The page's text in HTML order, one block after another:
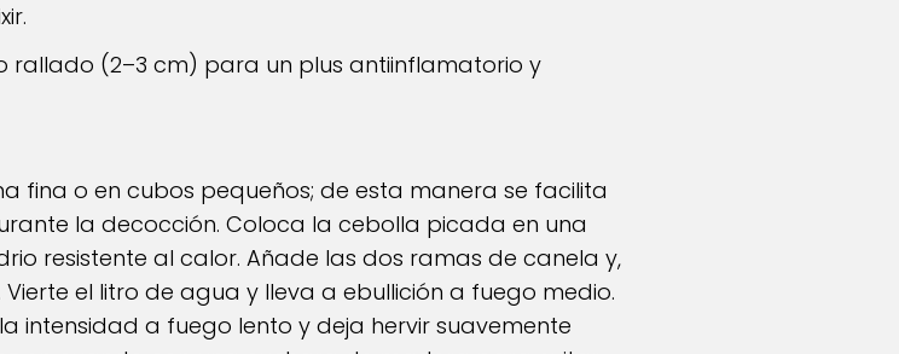
rallado (2–3 cm) para un plus antiinflamatorio y
fina o en cubos pequeños; de esta manera se facilita
la decocción. Coloca la cebolla picada en una
resistente al calor. Añade las dos ramas de canela y,
el litro de agua y lleva a ebullición a fuego medio.
intensidad a fuego lento y deja hervir suavemente